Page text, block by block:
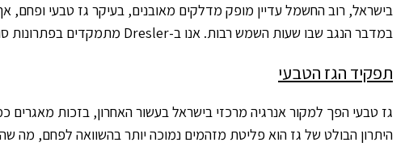
בישראל, רוב החשמל עדיין מופק מדלקים מאובנים, בעיקר גז טבעי ופחם,
במדבר הנגב שבו שעות השמש רבות. אנו ב-Dresler מתמקדים בפתרונות סולאריים מתקדמים, ומאמינים שזו הדרך קדימה לעתיד נקי ובר קיימא.
תפקיד הגז הטבעי
גז טבעי הפך למקור אנרגיה מרכזי בישראל בעשור האחרון, בזכות מאגרים
היתרון הבולט של גז הוא פליטת מזהמים נמוכה יותר בהשוואה לפחם, מה